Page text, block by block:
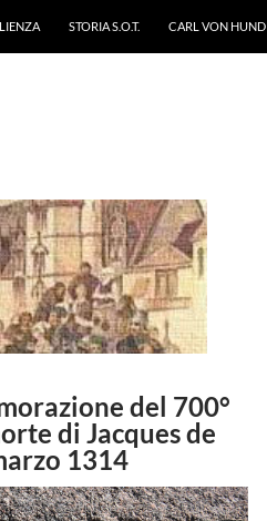
STORIA S.O.T. CARL VON HUND
del 700°
di Jacques de
1314